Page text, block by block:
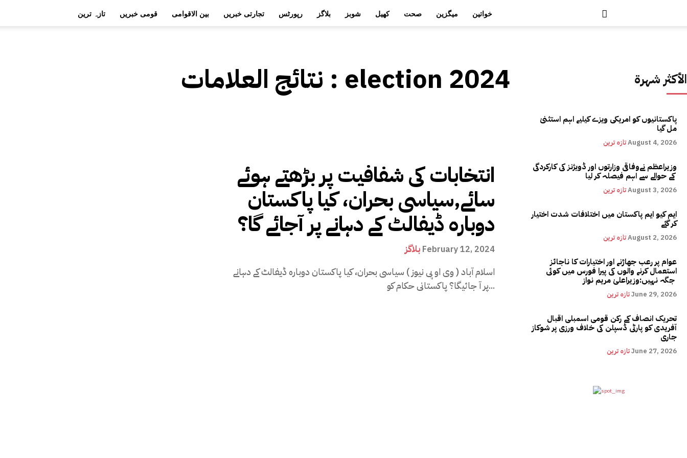
تازہ ترین قومی خبریں بین الاقوامی تجارتی خبریں رپورٹس بلاگز شوبز کھیل صحت میگزین خواتین
نتائج العلامات : election 2024
انتخابات کی شفافیت پر بڑھتے ہوئے
سائے,سیاسی بحران، کیا پاکستان
دوبارہ ڈیفالٹ کے دہانے پر آجائے گا؟
بلاگز February 12, 2024
پر آ جائیگا؟ پاکستانی حکام کو...
الأكثر شهرة
پاکستانیوں کو امریکی ویزے کیلیے اہم استثنیٰ
مل گیا
تازہ ترینAugust 4, 2026
وزیراعظم نےوفاقی وزارتوں اور ڈویژنز کی کارکردگی
کے حوالے سے اہم فیصلہ کر لیا
تازہ ترینAugust 3, 2026
ایم کیو ایم پاکستان میں اختلافات شدت اختیار
کر گئے
تازہ ترینAugust 2, 2026
عوام پر رعب جھاڑنے اور اختیارات کا ناجائز
استعمال کرنے والوں کی پیرا فورس میں کوئی
تازہ ترینJune 29, 2026
تحریک انصاف کے رکن قومی اسمبلی اقبال
آفریدی کو پارٹی ڈسپلن کی خلاف ورزی پر شوکاز
جاری
تازہ ترینJune 27, 2026